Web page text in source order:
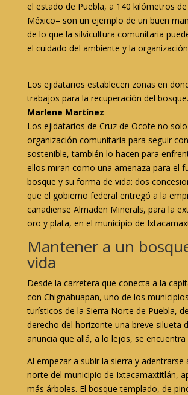
el estado de Puebla, a 140 kilómetros de
México– son un ejemplo de un buen
de lo que la silvicultura comunitaria
el cuidado del ambiente y la
Los ejidatarios establecen zonas en
trabajos para la recuperación del
Marlene Martínez
Los ejidatarios de Cruz de Ocote no
organización comunitaria para seguir
sostenible, también lo hacen para
ellos miran como una amenaza para el
bosque y su forma de vida: dos
que el gobierno federal entregó a la
canadiense Almaden Minerals, para la
oro y plata, en el municipio de
Mantener a un
vida
Desde la carretera que conecta a la
con Chignahuapan, uno de los
turísticos de la Sierra Norte de Puebla,
derecho del horizonte una breve silueta
anuncia que allá, a lo lejos, se encuentra
Al empezar a subir la sierra y adentrarse
norte del municipio de Ixtacamaxtitlán,
más árboles. El bosque templado, de